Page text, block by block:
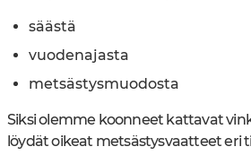
säästä
vuodenajasta
metsästysmuodosta
Siksi olemme koonneet kattavat
löydät oikeat metsästysvaatteet eri